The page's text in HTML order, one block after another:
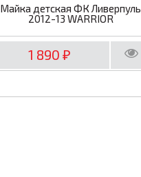
Майка детская ФК Ливерпуль
2012-13 WARRIOR
1 890₽